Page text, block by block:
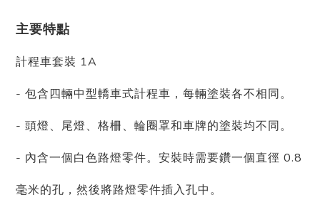
主要特點
計程車套裝 1A
- 包含四輛中型轎車式計程車，每輛塗裝各不相同。
- 頭燈、尾燈、格柵、輪圈罩和車牌的塗裝均不同。
- 內含一個白色路燈零件。安裝時需要鑽一個直徑 0.8
毫米的孔，然後將路燈零件插入孔中。